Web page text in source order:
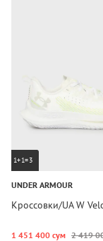
1+1=3
UNDER ARMOUR
Кроссовки/UA W
1 451 400 сум 2 419